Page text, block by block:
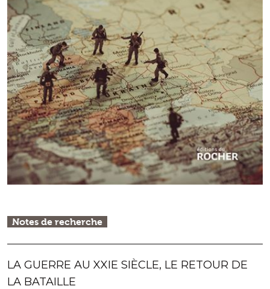
Notes de recherche
LA GUERRE AU XXIE SIÈCLE, LE RETOUR DE
LA BATAILLE